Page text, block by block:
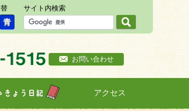
お問い合わせ
青
サイト内検索
きょう日記 アクセス